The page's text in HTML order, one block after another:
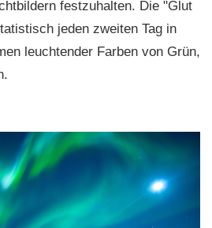
festzuhalten. Die "Glut
jeden zweiten Tag in
leuchtender Farben von Grün,